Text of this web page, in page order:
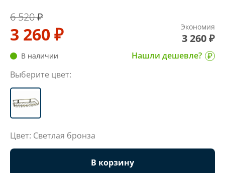
6 520 ₽
3 260 ₽ Экономия
3 260 ₽
В наличии
Нашли дешевле?
Выберите цвет:
Цвет: Светлая бронза
В корзину